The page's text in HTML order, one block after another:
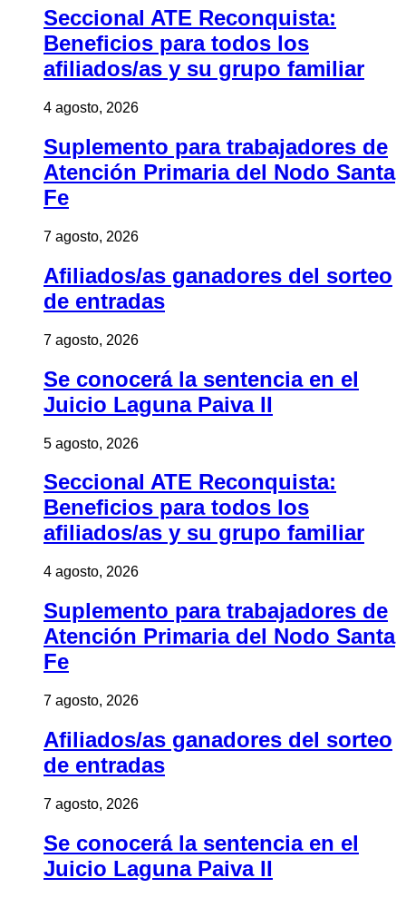
Seccional ATE Reconquista:
Beneficios para todos los
afiliados/as y su grupo familiar
4 agosto, 2026
Suplemento para trabajadores de
Atención Primaria del Nodo Santa
Fe
7 agosto, 2026
Afiliados/as ganadores del sorteo
de entradas
7 agosto, 2026
Se conocerá la sentencia en el
Juicio Laguna Paiva II
5 agosto, 2026
Seccional ATE Reconquista:
Beneficios para todos los
afiliados/as y su grupo familiar
4 agosto, 2026
Suplemento para trabajadores de
Atención Primaria del Nodo Santa
Fe
7 agosto, 2026
Afiliados/as ganadores del sorteo
de entradas
7 agosto, 2026
Se conocerá la sentencia en el
Juicio Laguna Paiva II